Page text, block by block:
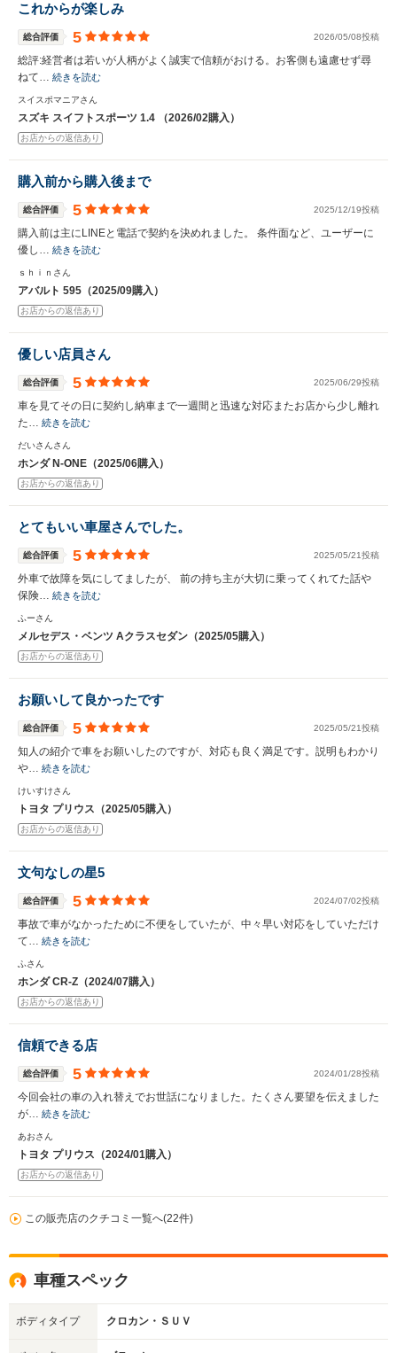
これからが楽しみ
総合評価 5 2026/05/08投稿
総評:経営者は若いが人柄がよく誠実で信頼がおける。お客側も遠慮せず尋
ねて… 続きを読む
スイスポマニアさん
スズキ スイフトスポーツ 1.4 （2026/02購入）
お店からの返信あり
購入前から購入後まで
総合評価 5 2025/12/19投稿
購入前は主にLINEと電話で契約を決めれました。 条件面など、ユーザーに
優し… 続きを読む
ｓｈｉｎさん
アバルト 595（2025/09購入）
お店からの返信あり
優しい店員さん
総合評価 5 2025/06/29投稿
車を見てその日に契約し納車まで一週間と迅速な対応またお店から少し離れ
た… 続きを読む
だいさんさん
ホンダ N-ONE（2025/06購入）
お店からの返信あり
とてもいい車屋さんでした。
総合評価 5 2025/05/21投稿
外車で故障を気にしてましたが、 前の持ち主が大切に乗ってくれてた話や
保険… 続きを読む
ふーさん
メルセデス・ベンツ Aクラスセダン（2025/05購入）
お店からの返信あり
お願いして良かったです
総合評価 5 2025/05/21投稿
知人の紹介で車をお願いしたのですが、対応も良く満足です。説明もわかり
や… 続きを読む
けいすけさん
トヨタ プリウス（2025/05購入）
お店からの返信あり
文句なしの星5
総合評価 5 2024/07/02投稿
事故で車がなかったために不便をしていたが、中々早い対応をしていただけ
て… 続きを読む
ふさん
ホンダ CR-Z（2024/07購入）
お店からの返信あり
信頼できる店
総合評価 5 2024/01/28投稿
今回会社の車の入れ替えでお世話になりました。たくさん要望を伝えました
が… 続きを読む
あおさん
トヨタ プリウス（2024/01購入）
お店からの返信あり
この販売店のクチコミ一覧へ(22件)
車種スペック
ボディタイプ クロカン・ＳＵＶ